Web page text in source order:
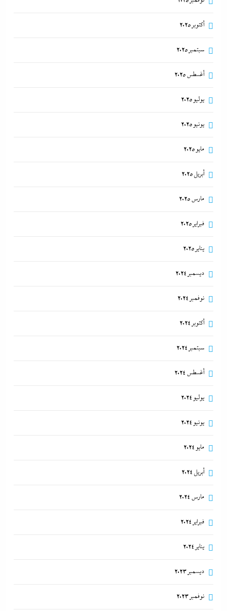
أكتوبر 2025
سبتمبر 2025
أغسطس 2025
يوليو 2025
يونيو 2025
مايو 2025
أبريل 2025
مارس 2025
فبراير 2025
يناير 2025
ديسمبر 2024
نوفمبر 2024
أكتوبر 2024
سبتمبر 2024
أغسطس 2024
يوليو 2024
يونيو 2024
مايو 2024
أبريل 2024
مارس 2024
فبراير 2024
يناير 2024
ديسمبر 2023
نوفمبر 2023